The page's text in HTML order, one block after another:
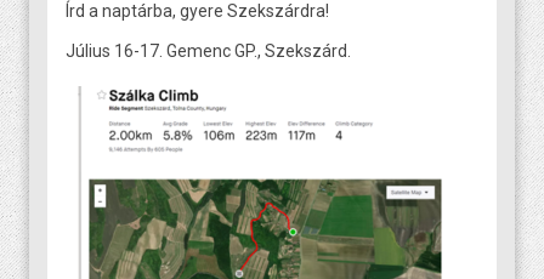
Írd a naptárba, gyere Szekszárdra!
Július 16-17. Gemenc GP., Szekszárd.